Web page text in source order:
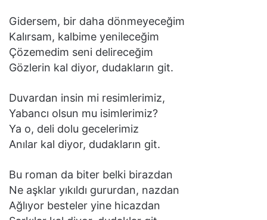
Gidersem, bir daha dönmeyeceğim
Kalırsam, kalbime yenileceğim
Çözemedim seni delireceğim
Gözlerin kal diyor, dudakların git.
Duvardan insin mi resimlerimiz,
Yabancı olsun mu isimlerimiz?
Ya o, deli dolu gecelerimiz
Anılar kal diyor, dudakların git.
Bu roman da biter belki birazdan
Ne aşklar yıkıldı gururdan, nazdan
Ağlıyor besteler yine hicazdan